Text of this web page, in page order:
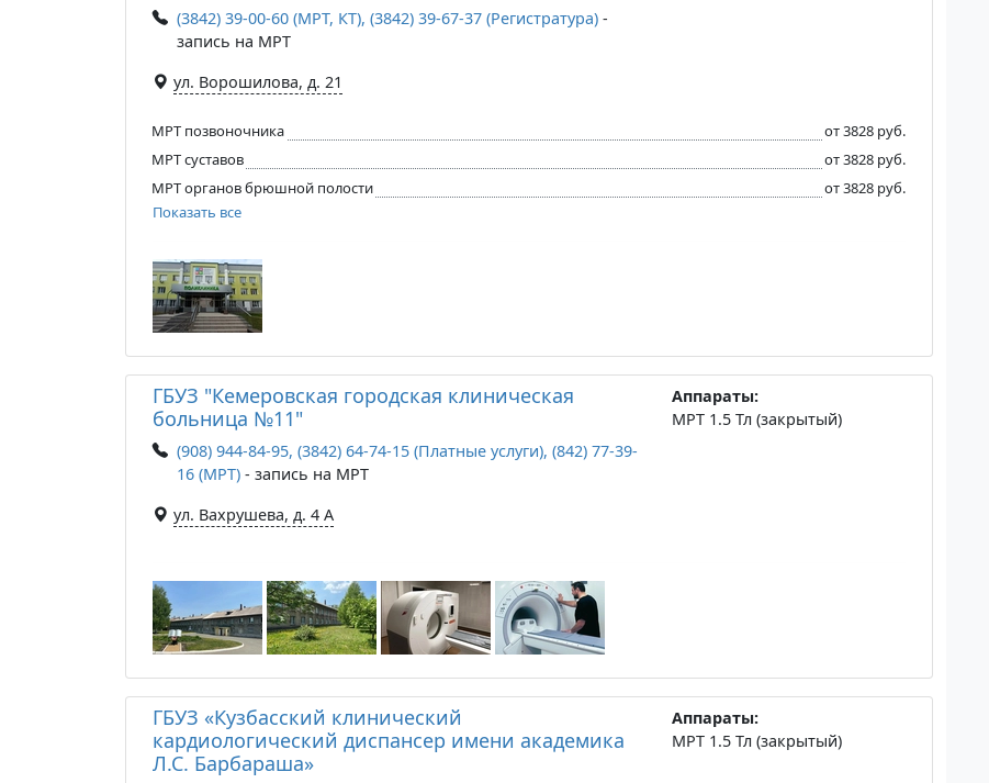
(3842) 39-00-60 (МРТ, КТ), (3842) 39-67-37 (Регистратура) -
запись на МРТ
ул. Ворошилова, д. 21
МРТ позвоночника
от 3828 руб.
МРТ суставов
от 3828 руб.
МРТ органов брюшной полости
от 3828 руб.
Показать все
ГБУЗ "Кемеровская городская клиническая
больница №11"
(908) 944-84-95, (3842) 64-74-15 (Платные услуги), (842) 77-39-
16 (МРТ) - запись на МРТ
ул. Вахрушева, д. 4 А
Аппараты:
МРТ 1.5 Тл (закрытый)
ГБУЗ «Кузбасский клинический
кардиологический диспансер имени академика
Л.С. Барбараша»
Аппараты:
МРТ 1.5 Тл (закрытый)